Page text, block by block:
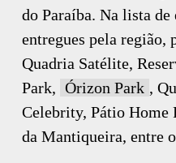
do Paraíba. Na lista de
entregues pela região,
Quadria Satélite,
Park, Órizon Park ,
Celebrity, Pátio Home
da Mantiqueira, entre